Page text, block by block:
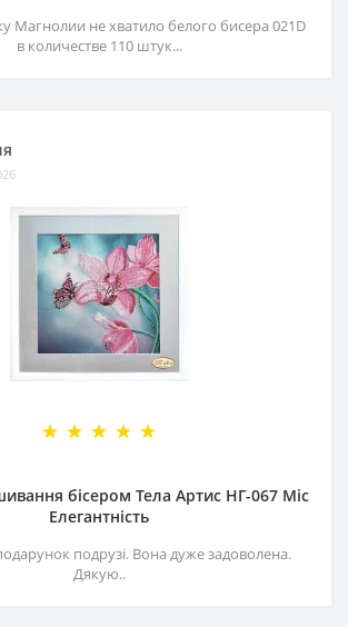
Магнолии не хватило белого бисера 021D
в количестве 110 штук...
бісером Тела Артис НГ-067 Міс
Елегантність
подрузі. Вона дуже задоволена.
Дякую..